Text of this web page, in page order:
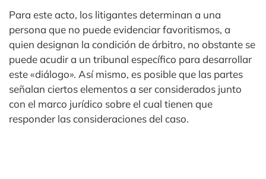
Para este acto, los litigantes determinan a una
persona que no puede evidenciar favoritismos, a
quien designan la condición de árbitro, no obstante se
puede acudir a un tribunal específico para desarrollar
este «diálogo». Así mismo, es posible que las partes
señalan ciertos elementos a ser considerados junto
con el marco jurídico sobre el cual tienen que
responder las consideraciones del caso.